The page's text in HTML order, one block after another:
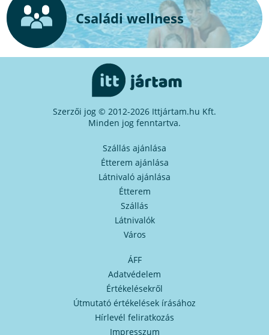
Családi wellness
Szerzői jog © 2012-2026 Ittjártam.hu Kft.
Minden jog fenntartva.
Szállás ajánlása
Étterem ajánlása
Látnivaló ajánlása
Étterem
Szállás
Látnivalók
Város
ÁFF
Adatvédelem
Értékelésekről
Útmutató értékelések írásához
Hírlevél feliratkozás
Impresszum